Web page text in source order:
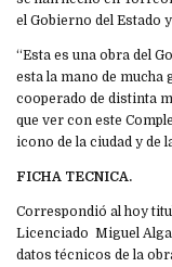
el Gobierno del Estado
“Esta es una obra del
esta la mano de mucha
cooperado de distinta
que ver con este
icono de la ciudad y de
FICHA TECNICA.
Correspondió al hoy
Licenciado Miguel
datos técnicos de la